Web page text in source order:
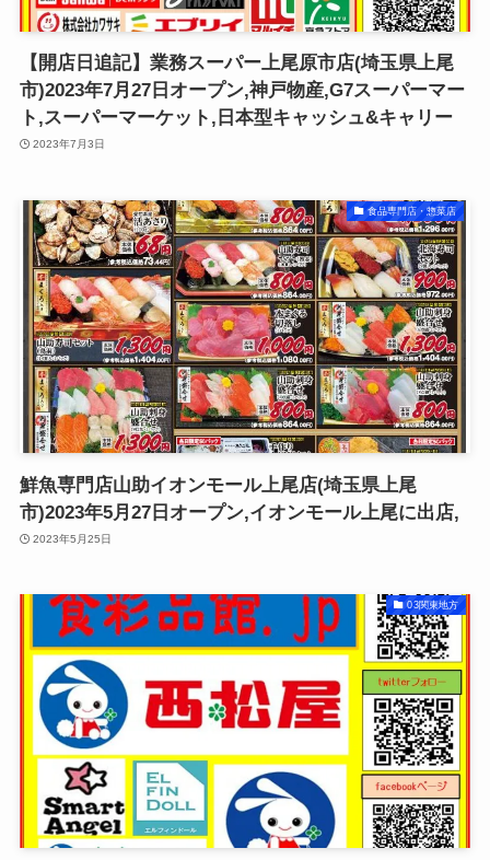
【開店日追記】業務スーパー上尾原市店(埼玉県上尾
市)2023年7月27日オープン,神戸物産,G7スーパーマー
ト,スーパーマーケット,日本型キャッシュ&キャリー
2023年7月3日
食品専門店・惣菜店
鮮魚専門店山助イオンモール上尾店(埼玉県上尾
市)2023年5月27日オープン,イオンモール上尾に出店,
2023年5月25日
03関東地方